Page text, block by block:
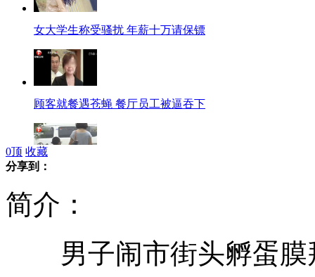
女大学生称受骚扰 年薪十万请保镖
顾客就餐遇苍蝇 餐厅员工被逼吞下
沱江水位猛涨 临江客栈酒吧被淹
0顶 收藏
分享到：
简介：
男子闹市街头孵蛋膜